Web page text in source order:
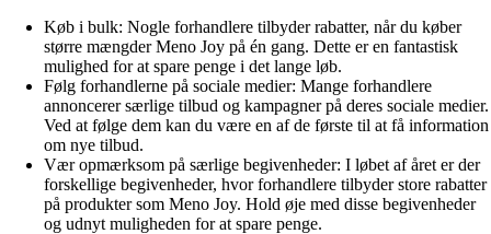
Køb i bulk: Nogle forhandlere tilbyder rabatter, når du køber
større mængder Meno Joy på én gang. Dette er en fantastisk
mulighed for at spare penge i det lange løb.
Følg forhandlerne på sociale medier: Mange forhandlere
annoncerer særlige tilbud og kampagner på deres sociale medier.
Ved at følge dem kan du være en af de første til at få information
om nye tilbud.
Vær opmærksom på særlige begivenheder: I løbet af året er der
forskellige begivenheder, hvor forhandlere tilbyder store rabatter
på produkter som Meno Joy. Hold øje med disse begivenheder
og udnyt muligheden for at spare penge.